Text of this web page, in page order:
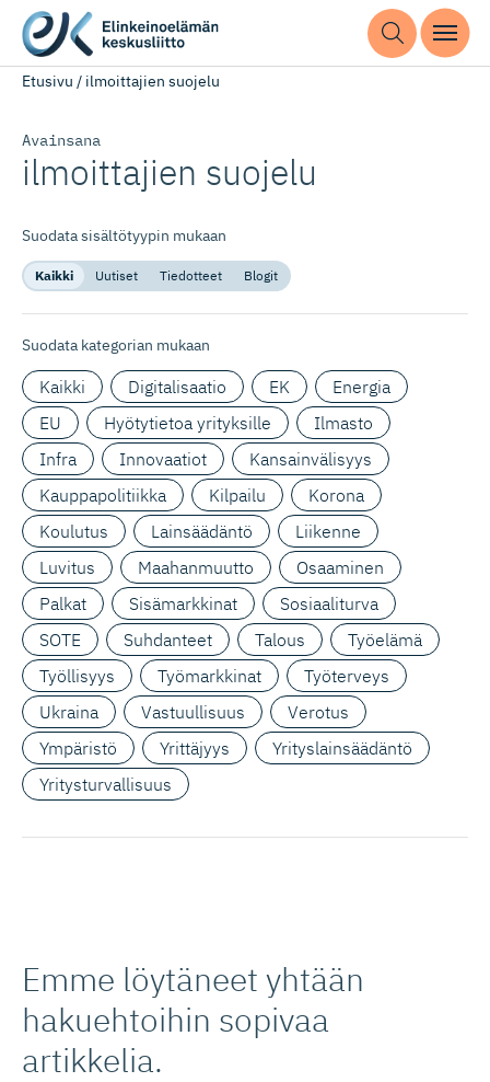
Etusivu / ilmoittajien suojelu
Avainsana
ilmoittajien suojelu
Suodata sisältötyypin mukaan
Kaikki Uutiset Tiedotteet Blogit
Suodata kategorian mukaan
Kaikki Digitalisaatio EK
Energia
EU
Hyötytietoa yrityksille
Ilmasto
Infra
Innovaatiot
Kansainvälisyys
Kauppapolitiikka
Kilpailu
Korona
Koulutus
Lainsäädäntö
Liikenne
Luvitus
Maahanmuutto
Osaaminen
Palkat
Sisämarkkinat
Sosiaaliturva
SOTE
Suhdanteet Talous
Työelämä
Työllisyys
Työmarkkinat
Työterveys
Ukraina
Vastuullisuus
Verotus
Ympäristö
Yrittäjyys
Yrityslainsäädäntö
Yritysturvallisuus
Emme löytäneet yhtään
hakuehtoihin sopivaa
artikkelia.